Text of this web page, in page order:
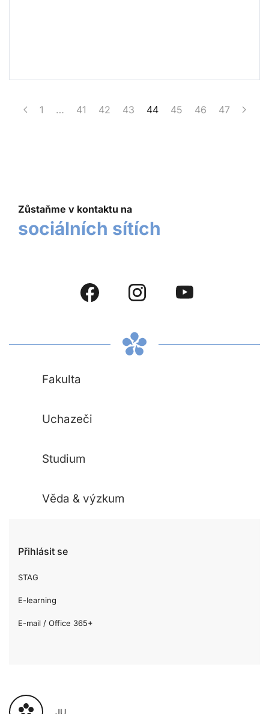
1 … 41 42 43 44 45 46 47
Zůstaňme v kontaktu na
sociálních sítích
Fakulta
Uchazeči
Studium
Věda & výzkum
Přihlásit se
STAG
E-learning
E-mail / Office 365+
JU